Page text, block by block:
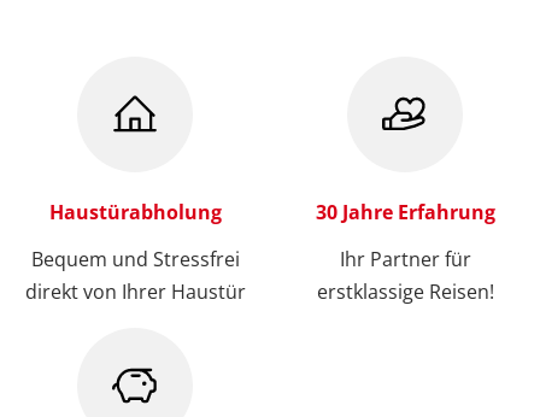
Haustürabholung
Bequem und Stressfrei
direkt von Ihrer Haustür
30 Jahre Erfahrung
Ihr Partner für
erstklassige Reisen!